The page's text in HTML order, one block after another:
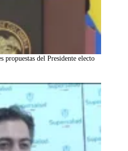
propuestas del Presidente electo